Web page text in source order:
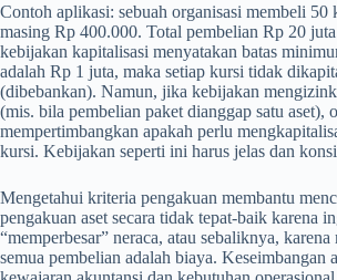
Contoh aplikasi: sebuah organisasi membeli 50
masing Rp 400.000. Total pembelian Rp 20
kebijakan kapitalisasi menyatakan batas
adalah Rp 1 juta, maka setiap kursi tidak
(dibebankan). Namun, jika kebijakan
(mis. bila pembelian paket dianggap satu aset),
mempertimbangkan apakah perlu
kursi. Kebijakan seperti ini harus jelas dan
Mengetahui kriteria pengakuan membantu
pengakuan aset secara tidak tepat-baik karena
“memperbesar” neraca, atau sebaliknya, karena
semua pembelian adalah biaya. Keseimbangan